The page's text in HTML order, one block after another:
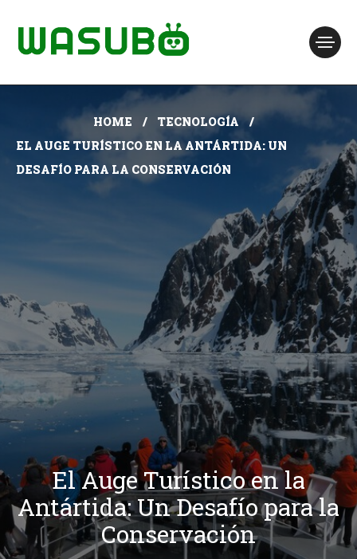
HOME
TECNOLOGÍA
EL AUGE TURÍSTICO EN LA ANTÁRTIDA: UN
DESAFÍO PARA LA CONSERVACIÓN
El Auge Turístico en la
Antártida: Un Desafío para la
Conservación